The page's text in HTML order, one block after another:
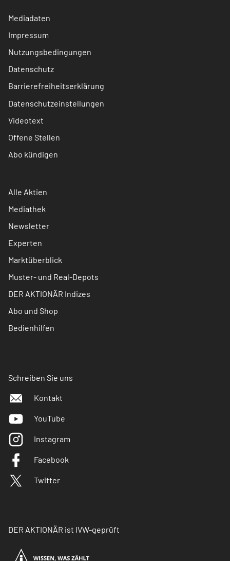
Mediadaten
Impressum
Nutzungsbedingungen
Datenschutz
Barrierefreiheitserklärung
Datenschutzeinstellungen
Videotext
Offene Stellen
Abo kündigen
Alle Aktien
Mediathek
Newsletter
Experten
Marktüberblick
Muster- und Real-Depots
DER AKTIONÄR Indizes
Abo und Shop
Bedienhilfen
Schreiben Sie uns
Kontakt
YouTube
Instagram
Facebook
Twitter
DER AKTIONÄR ist IVW-geprüft